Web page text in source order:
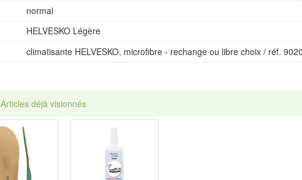
normal
HELVESKO Légère
climatisante HELVESKO, microfibre - rechange ou libre choix / réf.
Articles déjà visionnés